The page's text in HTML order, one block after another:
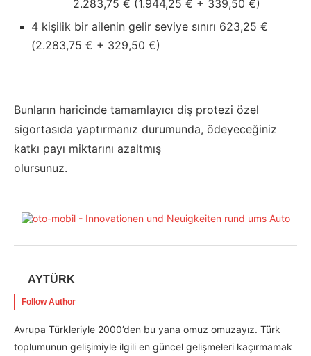
2.283,75 € (1.944,25 € + 339,50 €)
4 kişilik bir ailenin gelir seviye sınırı 623,25 €
(2.283,75 € + 329,50 €)
Bunların haricinde tamamlayıcı diş protezi özel
sigortasıda yaptırmanız durumunda, ödeyeceğiniz
katkı payı miktarını azaltmış
olursunuz.
AYTÜRK
Follow Author
Avrupa Türkleriyle 2000’den bu yana omuz omuzayız. Türk
toplumunun gelişimiyle ilgili en güncel gelişmeleri kaçırmamak